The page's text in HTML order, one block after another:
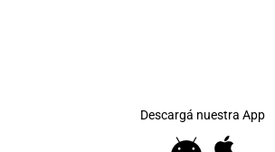
Descargá nuestra App